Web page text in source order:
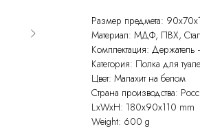
Размер предмета:
Материал: МДФ, ПВХ,
Комплектация: Держатель
Категория: Полка для
Цвет: Малахит на белом
Страна производства:
LxWxH: 180x90x110 mm
Weight: 600 g